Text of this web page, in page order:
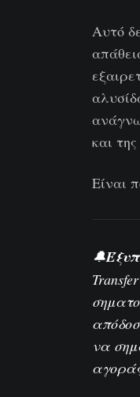
Αυτό
και
Είναι
🔔
να